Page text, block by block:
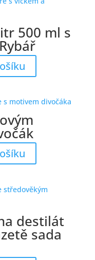
500 ml s
destilát
sada